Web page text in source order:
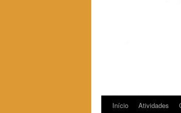
Início Atividades